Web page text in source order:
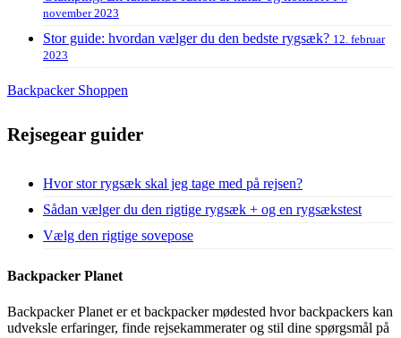
november 2023
Stor guide: hvordan vælger du den bedste rygsæk? 12. februar
2023
Backpacker Shoppen
Rejsegear guider
Hvor stor rygsæk skal jeg tage med på rejsen?
Sådan vælger du den rigtige rygsæk + og en rygsækstest
Vælg den rigtige sovepose
Backpacker Planet
Backpacker Planet er et backpacker mødested hvor backpackers kan
udveksle erfaringer, finde rejsekammerater og stil dine spørgsmål på